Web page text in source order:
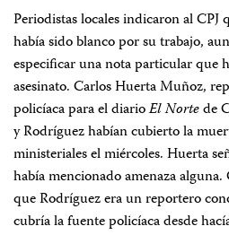
Periodistas locales indicaron al
había sido blanco por su trabajo,
especificar una nota particular que
asesinato. Carlos Huerta Muñoz,
policíaca para el diarioEl Nortede
y Rodríguez habían cubierto la
ministeriales el miércoles. Huerta
había mencionado amenaza
que Rodríguez era un reportero
cubría la fuente policíaca desde